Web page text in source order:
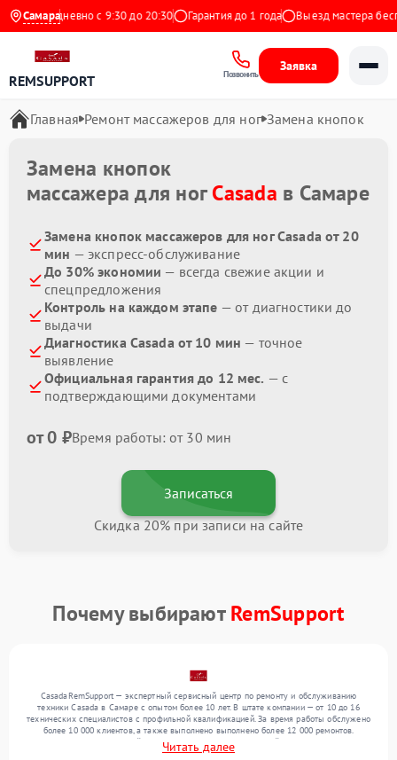
Самара
Ежедневно с 9:30 до 20:30 Гарантия до 1 года Выезд мастера
REMSUPPORT Позвонить
Заявка
Главная Ремонт массажеров для ног Замена кнопок
Замена кнопок
массажера для ногCasada в Самаре
Замена кнопок массажеров для ног Casada от 20
мин — экспресс-обслуживание
До 30% экономии — всегда свежие акции и
спецпредложения
Контроль на каждом этапе — от диагностики до
выдачи
Диагностика Casada от 10 мин — точное
выявление
Официальная гарантия до 12 мес. — с
подтверждающими документами
от 0 ₽Время работы: от 30 мин
Записаться
Скидка 20% при записи на сайте
Почему выбираютRemSupport
CasadaRemSupport — экспертный сервисный центр по ремонту и обслуживанию
техники Casada в Самаре с опытом более 10 лет. В штате компании — от 10 до 16
технических специалистов с профильной квалификацией. За время работы обслужено
более 10 000 клиентов, а также выполнено выполнено более 12 000 ремонтов.
Ежемесячно в сервисный центр поступает более 300 устройств, включая , , . Мы
выполняем ремонт различного уровня сложности и гарантируем высокое качество
Читать далее